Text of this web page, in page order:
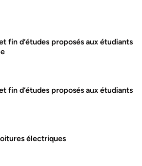
fin d’études proposés aux étudiants
fin d’études proposés aux étudiants
électriques